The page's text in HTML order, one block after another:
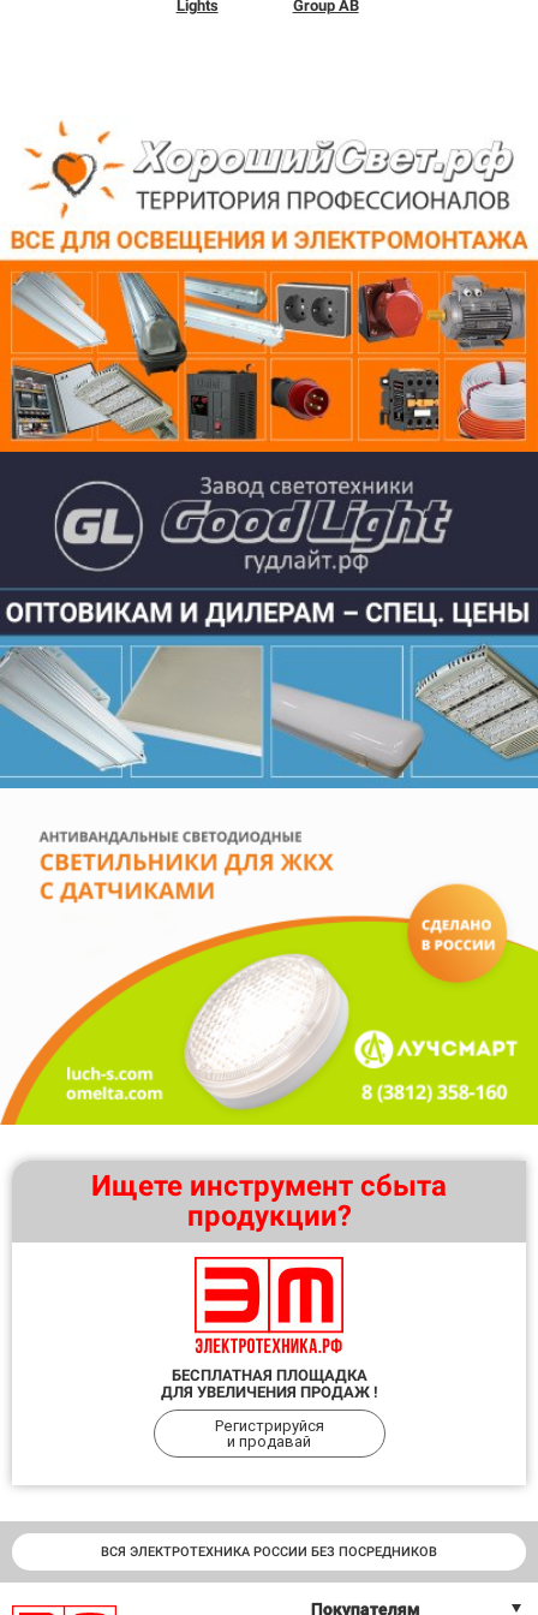
Lights
Group AB
Ищете инструмент сбыта
продукции?
БЕСПЛАТНАЯ ПЛОЩАДКА
ДЛЯ УВЕЛИЧЕНИЯ ПРОДАЖ !
Регистрируйся
и продавай
ВСЯ ЭЛЕКТРОТЕХНИКА РОССИИ БЕЗ ПОСРЕДНИКОВ
Покупателям